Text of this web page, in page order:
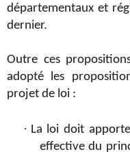
départementaux et
dernier.
Outre ces
adopté les
projet de loi :
· La loi doit
effective du